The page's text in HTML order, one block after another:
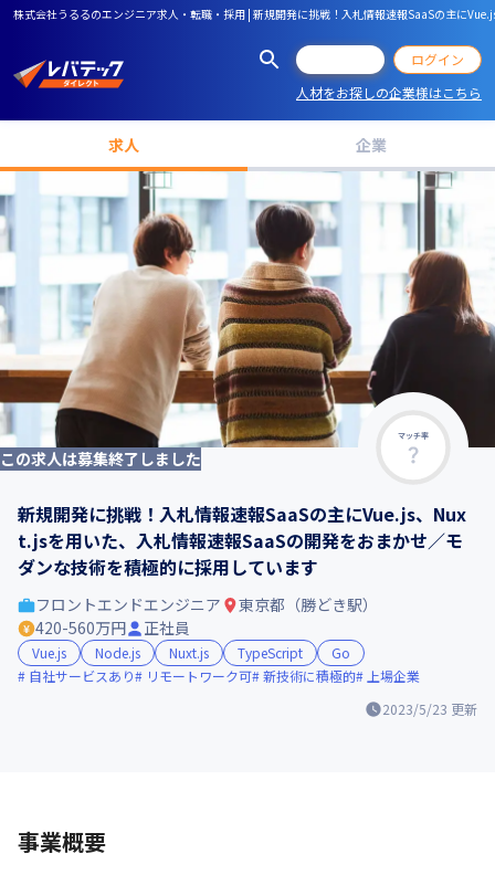
株式会社うるるのエンジニア求人・転職・採用 | 新規開発に挑戦！入札情報速報SaaSの主に
ログイン
人材をお探しの企業様はこちら
求人 企業
マッチ率
この求人は募集終了しました
新規開発に挑戦！入札情報速報SaaSの主にVue.js、Nux
t.jsを用いた、入札情報速報SaaSの開発をおまかせ／モ
ダンな技術を積極的に採用しています
2023/5/23 更新
フロントエンドエンジニア
東京都（勝どき駅）
420-560万円
正社員
Vue.js Node.js Nuxt.js TypeScript
Go
自社サービスあり
リモートワーク可 新技術に積極的 上場企業
事業概要